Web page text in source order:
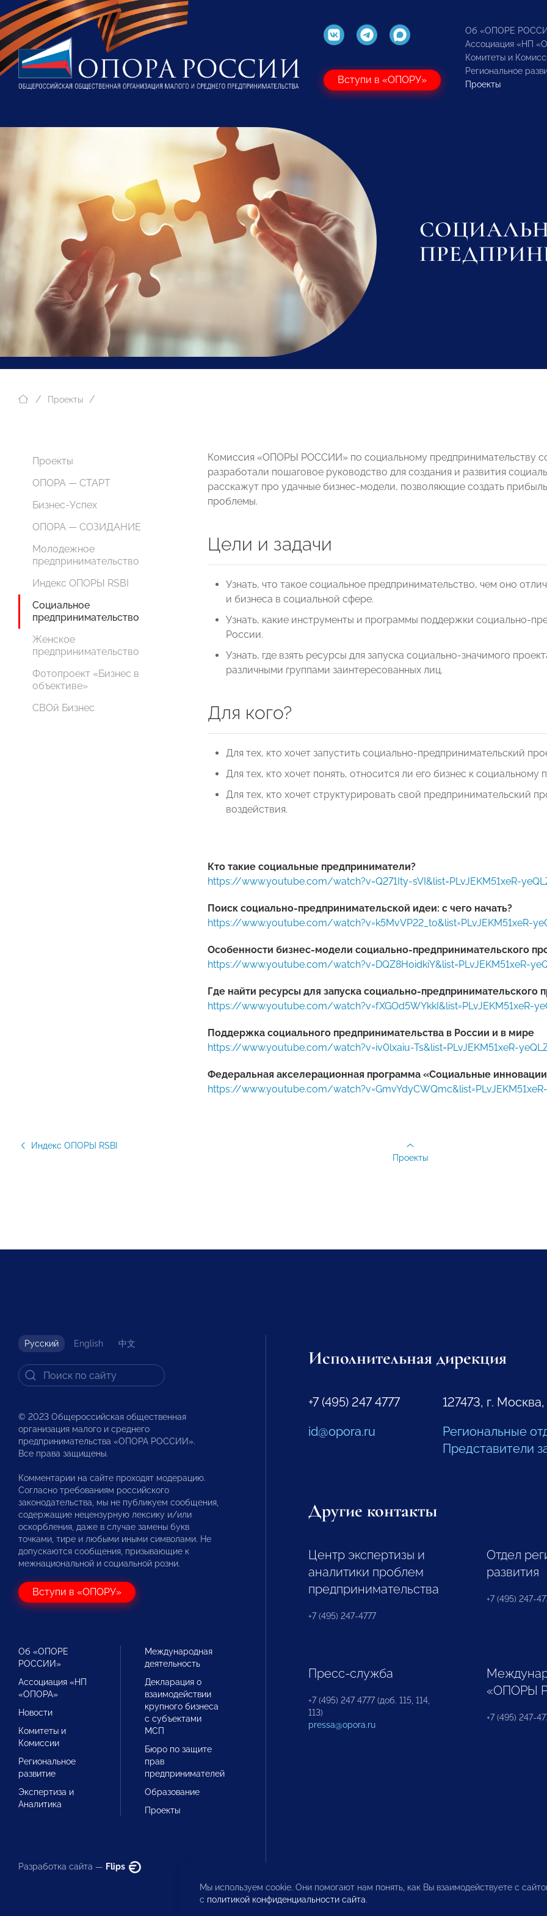
Вступи в «ОПОРУ»
Об «ОПОРЕ
Ассоциация «НП
Комитеты и
Региональное
Проекты
Проекты
Проекты
ОПОРА — СТАРТ
Бизнес-Успех
ОПОРА — СОЗИДАНИЕ
Молодежное
предпринимательство
Индекс ОПОРЫ RSBI
Социальное
предпринимательство
Женское
предпринимательство
Фотопроект «Бизнес в
объективе»
СВОй Бизнес
Комиссия «ОПОРЫ РОССИИ» по социальному предпринимательству
разработали пошаговое руководство для создания и развития
расскажут про удачные бизнес-модели, позволяющие создать
проблемы.
Цели и задачи
Узнать, что такое социальное предпринимательство, чем оно
и бизнеса в социальной сфере.
Узнать, какие инструменты и программы поддержки социально-
России.
Узнать, где взять ресурсы для запуска социально-значимого
различными группами заинтересованных лиц.
Для кого?
Для тех, кто хочет запустить социально-предпринимательский
Для тех, кто хочет понять, относится ли его бизнес к социальному
Для тех, кто хочет структурировать свой предпринимательский
воздействия.
Кто такие социальные предприниматели?
https://www.youtube.com/watch?v=Q271Ity-sVI&list=PLvJEKM51xeR-
Поиск социально-предпринимательской идеи: с чего начать?
https://www.youtube.com/watch?v=k5MvVP22_to&list=PLvJEKM51xeR-
Особенности бизнес-модели социально-предпринимательского
https://www.youtube.com/watch?v=DQZ8HoidkiY&list=PLvJEKM51xeR-
Где найти ресурсы для запуска социально-предпринимательского
https://www.youtube.com/watch?v=fXGOd5WYkkI&list=PLvJEKM51xeR-
Поддержка социального предпринимательства в России и в мире
https://www.youtube.com/watch?v=iv0lxaiu-Ts&list=PLvJEKM51xeR-
Федеральная акселерационная программа «Социальные
https://www.youtube.com/
Индекс ОПОРЫ RSBI
Проекты
Русский English 中文
© 2023 Общероссийская общественная
организация малого и среднего
предпринимательства «ОПОРА РОССИИ».
Все права защищены.
Комментарии на сайте проходят модерацию.
Согласно требованиям российского
законодательства, мы не публикуем сообщения,
содержащие нецензурную лексику и/или
оскорбления, даже в случае замены букв
точками, тире и любыми иными символами. Не
допускаются сообщения, призывающие к
межнациональной и социальной розни.
Вступи в «ОПОРУ»
Об «ОПОРЕ
РОССИИ»
Ассоциация «НП
«ОПОРА»
Новости
Комитеты и
Комиссии
Региональное
развитие
Экспертиза и
Аналитика
Международная
деятельность
Декларация о
взаимодействии
крупного бизнеса
с субъектами
МСП
Бюро по защите
прав
предпринимателей
Образование
Проекты
Разработка сайта — Flips
Исполнительная дирекция
+7 (495) 247 4777
id@opora.ru
127473, г.
Региональные
Представители
Другие контакты
Центр экспертизы и
аналитики проблем
предпринимательства
+7 (495) 247-4777
Отдел
развития
+7 (495) 247-
Пресс-служба
+7 (495) 247 4777 (доб. 115, 114,
113)
pressa@opora.ru
«ОПОРЫ
+7 (495) 247-
Мы используем cookie. Они помогают нам понять, как Вы взаимодействуете с
с политикой конфиденциальности сайта.